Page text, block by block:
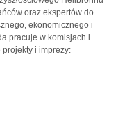
oraz ekspertów do
ekonomicznego i
pracuje w komisjach i
i imprezy: